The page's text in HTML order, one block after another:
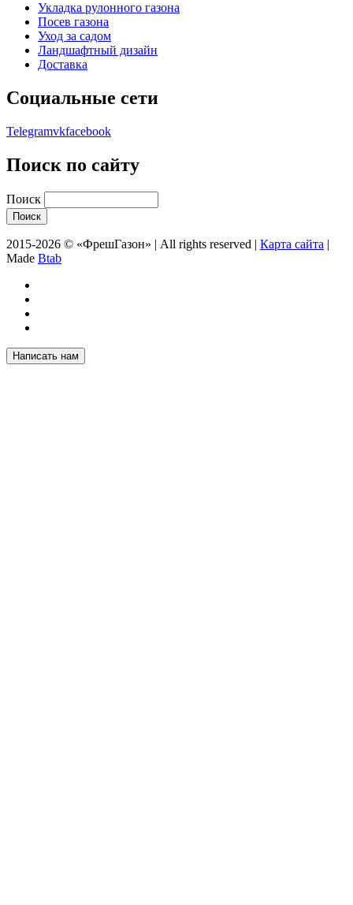
Укладка рулонного газона
Посев газона
Уход за садом
Ландшафтный дизайн
Доставка
Социальные сети
Telegramvkfacebook
Поиск по сайту
Поиск
2015-2026 © «ФрешГазон» | All rights reserved | Карта сайта |
Made Btab
Написать нам